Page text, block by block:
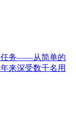
任务——从简单的
来深受数千名用